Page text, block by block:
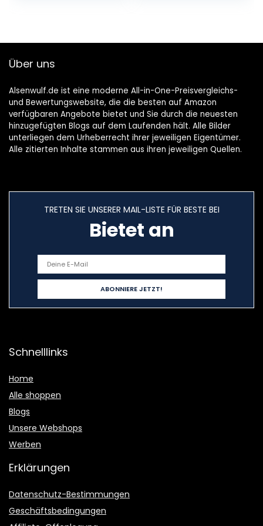
und Rutschfesten
Tag, 10S
Haustiere
Über uns
Alsenwulf.de ist eine moderne All-in-One-Preisvergleichs-
und Bewertungswebsite, die die besten auf Amazon
verfügbaren Angebote bietet und Sie durch die neuesten
hinzugefügten Blogs auf dem Laufenden hält. Alle Bilder
unterliegen dem Urheberrecht ihrer jeweiligen Eigentümer.
Alle zitierten Inhalte stammen aus ihren jeweiligen Quellen.
TRETEN SIE UNSERER MAIL-LISTE FÜR BESTE BEI
Bietet an
Schnelllinks
Home
Alle shoppen
Blogs
Unsere Webshops
Werben
Erklärungen
Datenschutz-Bestimmungen
Geschäftsbedingungen